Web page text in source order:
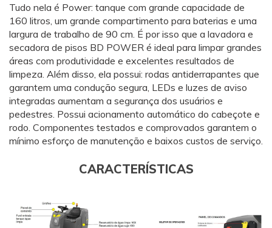
Tudo nela é Power: tanque com grande capacidade de
160 litros, um grande compartimento para baterias e uma
largura de trabalho de 90 cm. É por isso que a lavadora e
secadora de pisos BD POWER é ideal para limpar grandes
áreas com produtividade e excelentes resultados de
limpeza. Além disso, ela possui: rodas antiderrapantes que
garantem uma condução segura, LEDs e luzes de aviso
integradas aumentam a segurança dos usuários e
pedestres. Possui acionamento automático do cabeçote e
rodo. Componentes testados e comprovados garantem o
mínimo esforço de manutenção e baixos custos de serviço.
CARACTERÍSTICAS